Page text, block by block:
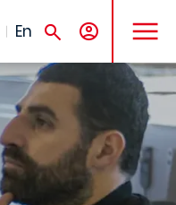
En
MENU